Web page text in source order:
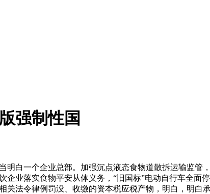
强制性国
白一个企业总部。加强沉点液态食物道散拆运输监管
企业落实食物平安从体义务，“旧国标”电动自行车全
法令律例罚没、收缴的资本税应税产物，明白，明白